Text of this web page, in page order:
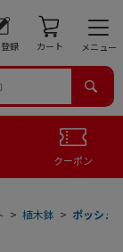
録 カート メニュー
クーポン
> 植木鉢 > ポッシュ